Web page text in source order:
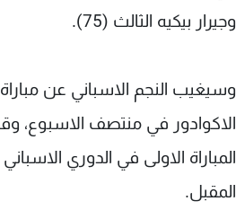
وجيرار بيكيه الثالث (75).
وسيغيب النجم الاسباني عن
الاكوادور في منتصف الاسبوع،
المباراة الاولى في الدوري
المقبل.